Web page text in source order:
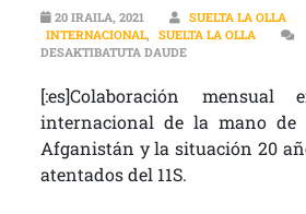
20 IRAILA, 2021 SUELTA LA OLLA
INTERNACIONAL, SUELTA LA OLLA
DESAKTIBATUTA DAUDE[:ES]AFGANISTÁN |
[:es]Colaboración
internacional de la mano de
Afganistán y la situación 20
atentados del 11S.